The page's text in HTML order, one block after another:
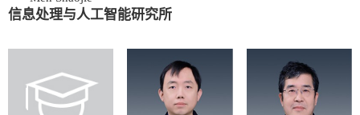
信息处理与人工智能研究所